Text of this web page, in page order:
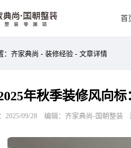
首
齐家典尚 - 装修经验 -文章详情
2025年秋季装修风向
2025/09/28 编辑：齐家典尚-国朝整装